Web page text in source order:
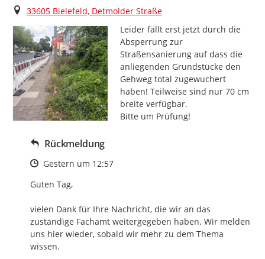
Ort
33605 Bielefeld, Detmolder Straße
Leider fällt erst jetzt durch die
Absperrung zur
Straßensanierung auf dass die
anliegenden Grundstücke den
Gehweg total zugewuchert
haben! Teilweise sind nur 70 cm
breite verfügbar.
Bitte um Prüfung!
Rückmeldung
Zeitpunkt des Erstellens
Gestern um 12:57
Guten Tag,
vielen Dank für Ihre Nachricht, die wir an das
zuständige Fachamt weitergegeben haben. Wir melden
uns hier wieder, sobald wir mehr zu dem Thema
wissen.